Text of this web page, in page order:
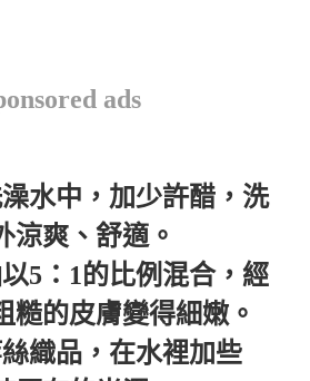
ads
水中，加少許醋，洗
涼爽、舒適。
5：1的比例混合，經
糙的皮膚變得細嫩。
織品，在水裡加些